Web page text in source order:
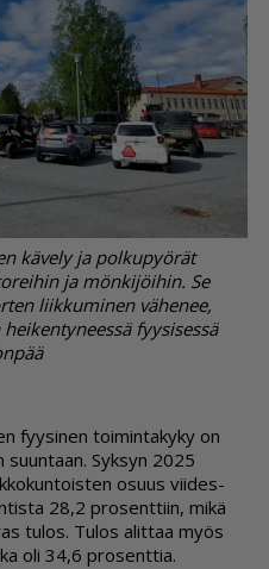
kävely ja polkupyörät
ja mönkijöihin. Se
liikkuminen vähenee,
fyysisessä
fyy­si­nen toi­min­ta­ky­ky on
Syk­syn 2025
osuus vii­des­
28,2 pro­sent­tiin, mikä
tu­los. Tu­los alit­taa myös
oli 34,6 pro­sent­tia.